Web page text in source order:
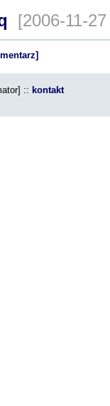
[2006-11-
:: kontakt